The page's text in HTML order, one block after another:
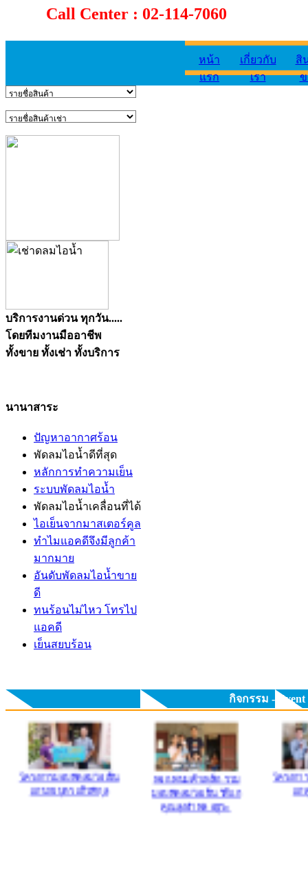
Call Center : 02-114-7060
หน้า
แรก
เกี่ยวกับ
เรา
สิ
ข
บริการงานด่วน ทุกวัน.....
โดยทีมงานมืออาชีพ
ทั้งขาย ทั้งเช่า ทั้งบริการ
นานาสาระ
ปัญหาอากาศร้อน
พัดลมไอน้ำดีที่สุด
หลักการทำความเย็น
ระบบพัดลมไอน้ำ
พัดลมไอน้ำเคลื่อนที่ได้
ไอเย็นจากมาสเตอร์คูล
ทำไมแอคดีจึงมีลูกค้า
มากมาย
อันดับพัดลมไอน้ำขาย
ดี
ทนร้อนไม่ไหว โทรไป
แอคดี
เย็นสยบร้อน
กิจกรรม - Event